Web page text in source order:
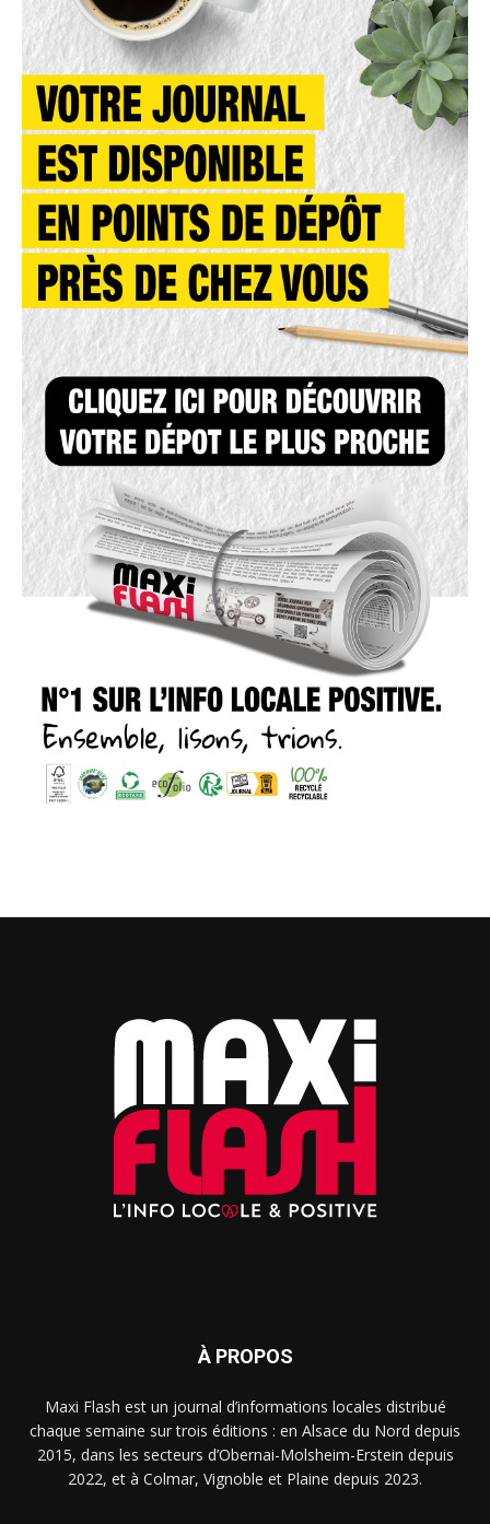
À PROPOS
Maxi Flash est un journal d’informations locales distribué
chaque semaine sur trois éditions : en Alsace du Nord depuis
2015, dans les secteurs d’Obernai-Molsheim-Erstein depuis
2022, et à Colmar, Vignoble et Plaine depuis 2023.